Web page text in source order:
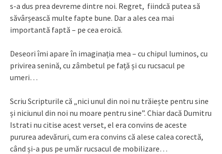
s-a dus prea devreme dintre noi. Regret, fiindcă putea să
săvârșească multe fapte bune. Dar a ales cea mai
importantă faptă – pe cea eroică.
Deseori îmi apare în imaginația mea – cu chipul luminos, cu
privirea senină, cu zâmbetul pe față și cu rucsacul pe
umeri…
Scriu Scripturile că „nici unul din noi nu trăiește pentru sine
și niciunul din noi nu moare pentru sine”. Chiar dacă Dumitru
Istrati nu citise acest verset, el era convins de aceste
pururea adevăruri, cum era convins că alese calea corectă,
când și-a pus pe umăr rucsacul de mobilizare…